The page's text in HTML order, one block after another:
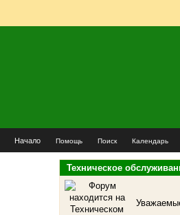
Начало Помощь Поиск Календарь
Техническое